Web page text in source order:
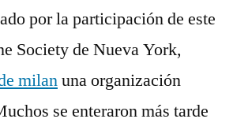
por la participación de este
Society de Nueva York,
milanuna organización
se enteraron más tarde